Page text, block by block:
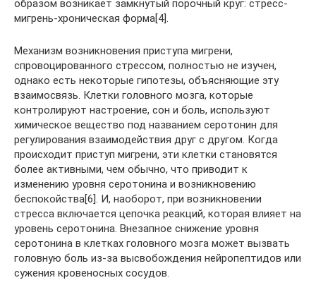
образом возникает замкнутый порочный круг: стресс-
мигрень-хроническая форма[4].
Механизм возникновения приступа мигрени,
спровоцированного стрессом, полностью не изучен,
однако есть некоторые гипотезы, объясняющие эту
взаимосвязь. Клетки головного мозга, которые
контролируют настроение, сон и боль, используют
химическое вещество под названием серотонин для
регулирования взаимодействия друг с другом. Когда
происходит приступ мигрени, эти клетки становятся
более активными, чем обычно, что приводит к
изменению уровня серотонина и возникновению
беспокойства[6]. И, наоборот, при возникновении
стресса включается цепочка реакций, которая влияет на
уровень серотонина. Внезапное снижение уровня
серотонина в клетках головного мозга может вызвать
головную боль из-за высвобождения нейропептидов или
сужения кровеносных сосудов.